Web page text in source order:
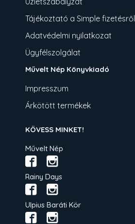
Tájékoztató a Simple fizetésről
Adatvédelmi nyilatkozat
Ügyfélszolgálat
Művelt Nép Könyvkiadó
Impresszum
Árkötött termékek
KÖVESS MINKET!
Művelt Nép
Rainy Days
Ulpius Baráti Kör